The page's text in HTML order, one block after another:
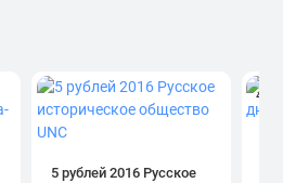
5 рублей 2016 Русское
4.0